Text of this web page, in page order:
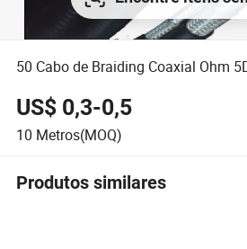
50 Cabo de Braiding Coaxial Ohm
US$ 0,3-0,5
10 Metros(MOQ)
Produtos similares